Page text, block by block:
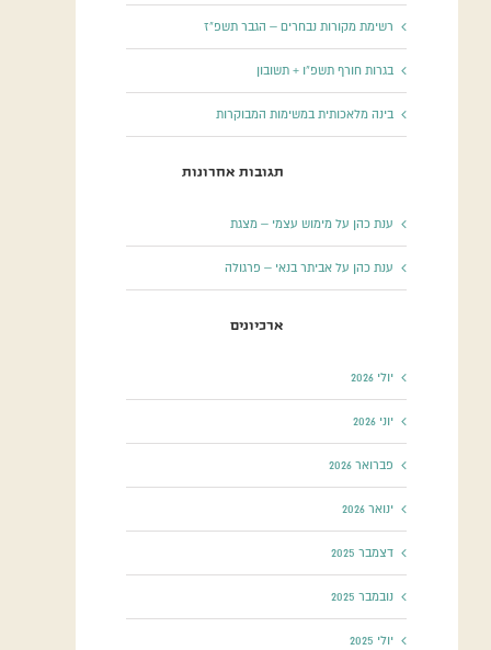
רשימת מקורות נבחרים – הגבר תשפ”ז
בגרות חורף תשפ”ו + תשובון
בינה מלאכותית במשימות המבוקרות
תגובות אחרונות
ענת כהן על מימוש עצמי – מצגת
ענת כהן על אביתר בנאי – פרגולה
ארכיונים
יולי 2026
יוני 2026
פברואר 2026
ינואר 2026
דצמבר 2025
נובמבר 2025
יולי 2025